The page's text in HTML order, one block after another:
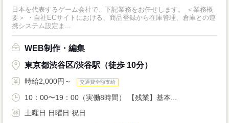
日本を代表するゲーム会社で、下記業務をお任せします。 ＜業務概
要＞ ・自社ECサイトにおける、商品登録から在庫管理、倉庫との連
携システム設定ま...
WEB制作・編集
東京都渋谷区/渋谷駅（徒歩 10分）
時給2,000円～ 交通費全額支給
10：00〜19：00（実働8時間） 【残業】基本...
土曜日 日曜日 祝日